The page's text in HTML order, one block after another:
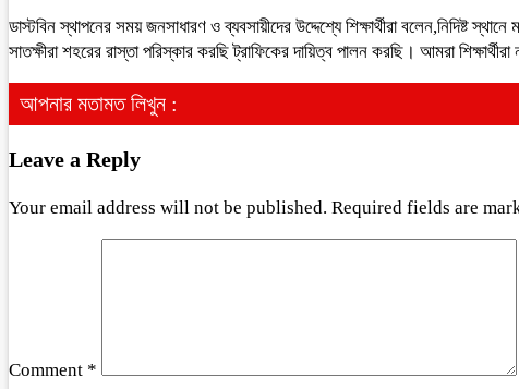
ডাস্টবিন স্থাপনের সময় জনসাধারণ ও ব্যবসায়ীদের উদ্দেশ্যে শিক্ষার্থীরা বলেন,নিদিষ্ট
সাতক্ষীরা শহরের রাস্তা পরিস্কার করছি ট্রাফিকের দায়িত্ব পালন করছি। আমরা
আপনার মতামত লিখুন :
Leave a Reply
Your email address will not be published. Required fields are
Comment *